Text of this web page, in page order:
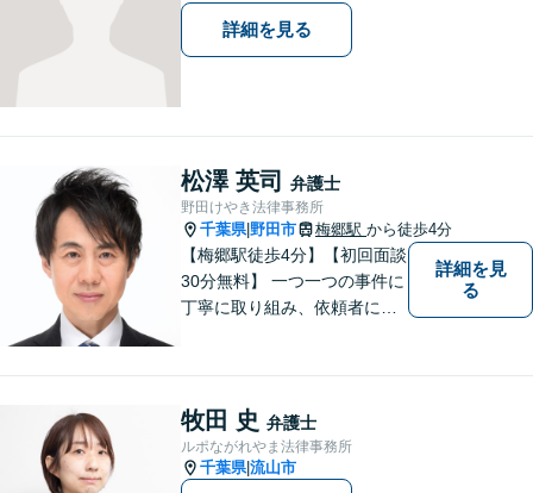
詳細を見る
松澤 英司 弁護士
野田けやき法律事務所
千葉県| 野田市 梅郷駅 から徒歩4分
【梅郷駅徒歩4分】【初回面談
30分無料】 一つ一つの事件に
丁寧に取り組み、依頼者にと
す。
詳細を見
る
牧田 史 弁護士
ルポながれやま法律事務所
千葉県|流山市